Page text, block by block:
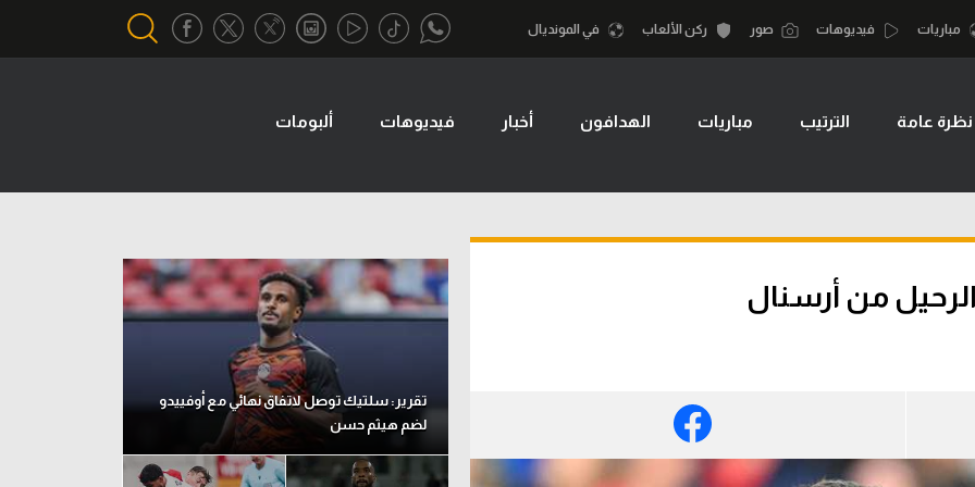
الكرة الإفريقية
الدوري الإنجليزي
الدوري الإسباني
كرة السلة الأمريكية
كرة سلة
رياضة نسائية
تحقيق في الجول
تقرير في الجول
تحليل في الجول
حكايات في الجول
كويز في الجول
فيديو في الجول
مباريات فيديوهات صور ركن الألعاب في المونديال
نظرة عامة الترتيب مباريات الهدافون أخبار فيديوهات ألبومات
من أرسنال
تقرير: سلتيك توصل لاتفاق نهائي مع أوفييدو
لضم هيثم حسن